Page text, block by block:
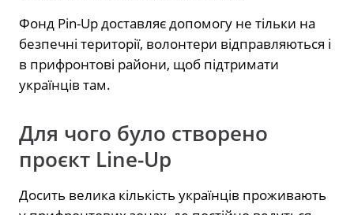
Фонд Pin-Up доставляє допомогу не тільки на
безпечні території, волонтери відправляються і
в прифронтові райони, щоб підтримати
українців там.
Для чого було створено
проєкт Line-Up
Досить велика кількість українців проживають